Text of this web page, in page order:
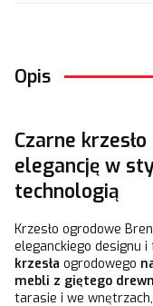
Opis
Czarne
elegancję w
technologią
Krzesło ogrodowe
eleganckiego designu i
krzesła ogrodowego
mebli z giętego
tarasie i we